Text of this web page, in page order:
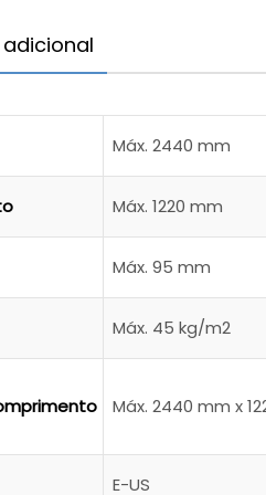
Máx. 2440 mm
Máx. 1220 mm
Máx. 95 mm
Máx. 45 kg/m2
Máx. 2440 mm x
E-US